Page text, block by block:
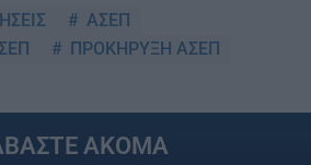
ΑΣΕΠ
ΠΡΟΚΗΡΥΞΗ ΑΣΕΠ
ΑΚΟΜΑ